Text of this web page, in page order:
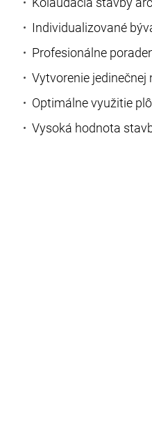
Individualizované
Profesionálne
Vytvorenie jedinečnej
Optimálne využitie
Vysoká hodnota